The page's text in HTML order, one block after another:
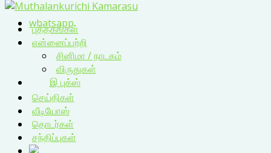
whatsapp
புத்தகங்கள்
என்னைப்பற்றி
சினிமா / நாடகம்
விருதுகள்
இ புக்ஸ்
செய்திகள்
வீடியோஸ்
தொடர்கள்
சந்திப்புகள்